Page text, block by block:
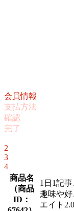
会員情報
支払方法
確認
完了
2
3
4
商品名
（商品
ID：
1日1記
趣味や
エイト2.0